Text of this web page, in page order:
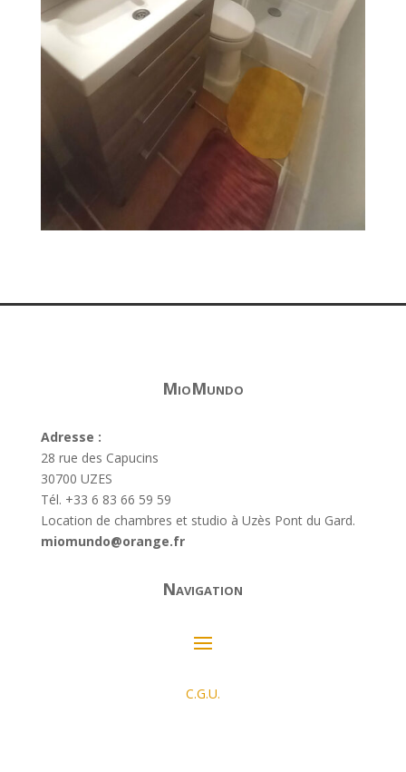
MioMundo
Adresse :
28 rue des Capucins
30700 UZES
Tél. +33 6 83 66 59 59
Location de chambres et studio à Uzès Pont du Gard.
miomundo@orange.fr
Navigation
C.G.U.